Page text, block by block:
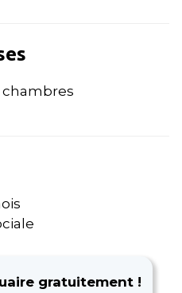
chambres
gratuitement !